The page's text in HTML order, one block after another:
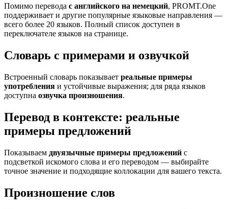
Помимо перевода с английского на немецкий, PROMT.One
поддерживает и другие популярные языковые направления —
всего более 20 языков. Полный список доступен в
переключателе языков на странице.
Словарь с примерами и озвучкой
Встроенный словарь показывает реальные примеры
употребления и устойчивые выражения; для ряда языков
доступна озвучка произношения.
Перевод в контексте: реальные
примеры предложений
Показываем двуязычные примеры предложений с
подсветкой искомого слова и его переводом — выбирайте
точное значение и подходящие коллокации для вашего текста.
Произношение слов